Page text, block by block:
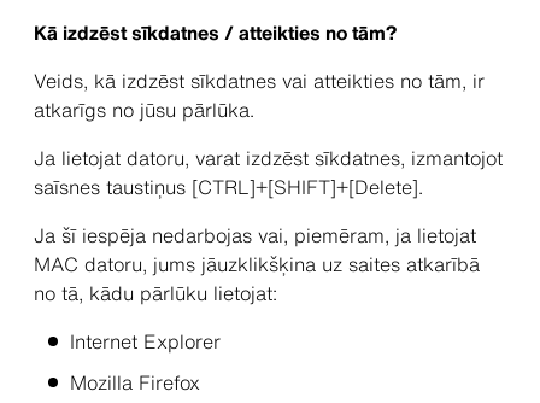
Kā izdzēst sīkdatnes / atteikties no tām?
Veids, kā izdzēst sīkdatnes vai atteikties no tām, ir
atkarīgs no jūsu pārlūka.
Ja lietojat datoru, varat izdzēst sīkdatnes, izmantojot
saīsnes taustiņus [CTRL]+[SHIFT]+[Delete].
Ja šī iespēja nedarbojas vai, piemēram, ja lietojat
MAC datoru, jums jāuzklikšķina uz saites atkarībā
no tā, kādu pārlūku lietojat:
Internet Explorer
Mozilla Firefox